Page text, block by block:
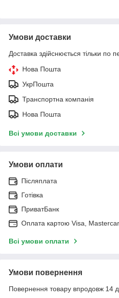
Умови доставки
Доставка здійснюється тільки по
Нова Пошта
УкрПошта
Транспортна компанія
Нова Пошта
Всі умови доставки
Умови оплати
Післяплата
Готівка
ПриватБанк
Оплата картою Visa,
Всі умови оплати
Умови повернення
Повернення товару впродовж 14